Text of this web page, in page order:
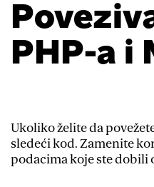
PHP-a i
Ukoliko želite da
sledeći kod. Zamenite
podacima koje ste dobili